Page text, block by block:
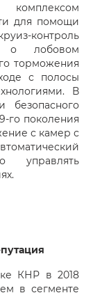
для помощи
контроль
о лобовом
торможения
с полосы
В
безопасного
го поколения
с камер с
управлять
КНР в 2018
в сегменте